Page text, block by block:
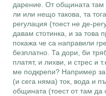
дарение. От общината там
ли или нещо такова, та
регулация (тоест не де-
давам стотинка, и за това
покажа че са направили
безплатно. Та дори, би
платят, и лихви, и стрес и
ме подкрепи? Например
(и сега няма) ток, вода и
общината (тоест от там